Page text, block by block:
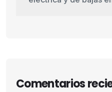
Comentarios